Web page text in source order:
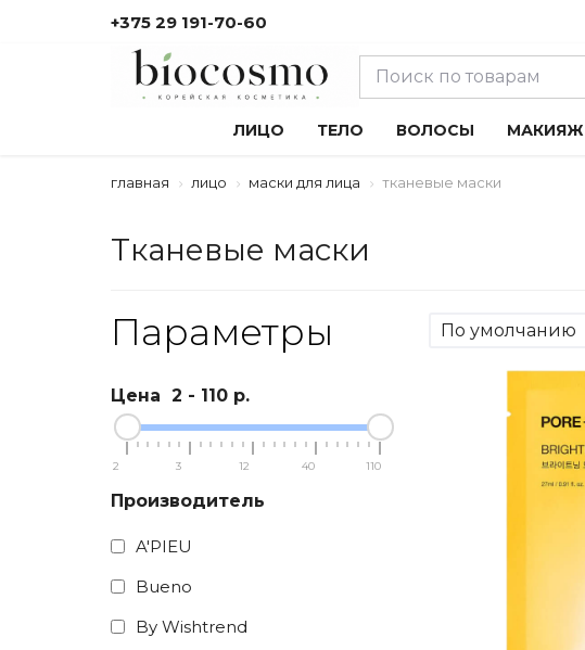
+375 29 191-70-60
ЛИЦО ТЕЛО ВОЛОСЫ МАКИЯЖ
главная лицо маски для лица тканевые маски
Тканевые маски
Параметры
Цена 2 - 110 р.
2 3 12 40 110
Производитель
A'PIEU
Bueno
By Wishtrend